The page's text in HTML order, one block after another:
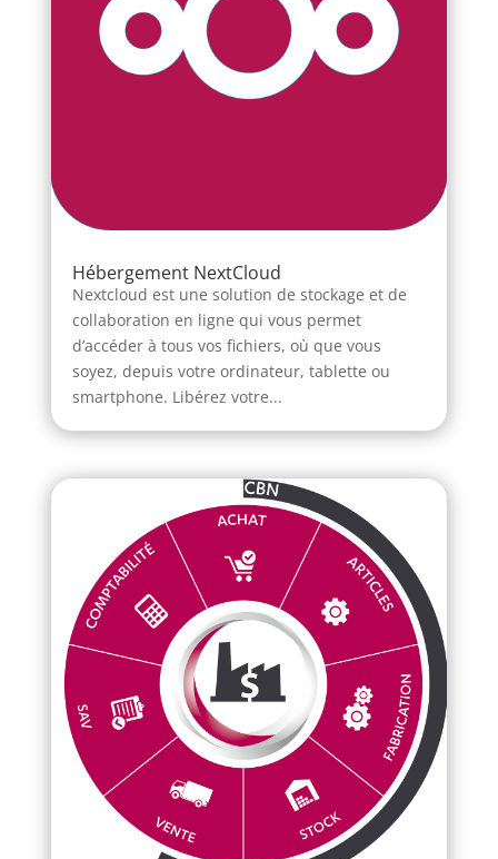
Hébergement NextCloud
Nextcloud est une solution de stockage et de
collaboration en ligne qui vous permet
d’accéder à tous vos fichiers, où que vous
soyez, depuis votre ordinateur, tablette ou
smartphone. Libérez votre...